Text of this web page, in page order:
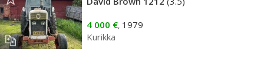
4 000 €, 1979
Kurikka